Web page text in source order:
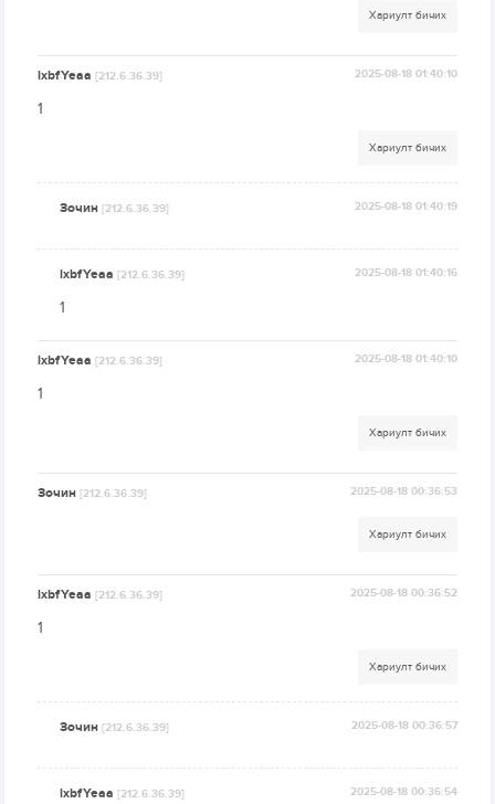
Хариулт бичих
lxbfYeaa[212.6.36.39] 2025-08-18 01:40:10
1
Хариулт бичих
Зочин[212.6.36.39] 2025-08-18 01:40:19
lxbfYeaa[212.6.36.39] 2025-08-18 01:40:16
1
lxbfYeaa[212.6.36.39] 2025-08-18 01:40:10
1
Хариулт бичих
Зочин[212.6.36.39] 2025-08-18 00:36:53
Хариулт бичих
lxbfYeaa[212.6.36.39] 2025-08-18 00:36:52
1
Хариулт бичих
Зочин[212.6.36.39] 2025-08-18 00:36:57
lxbfYeaa[212.6.36.39] 2025-08-18 00:36:54